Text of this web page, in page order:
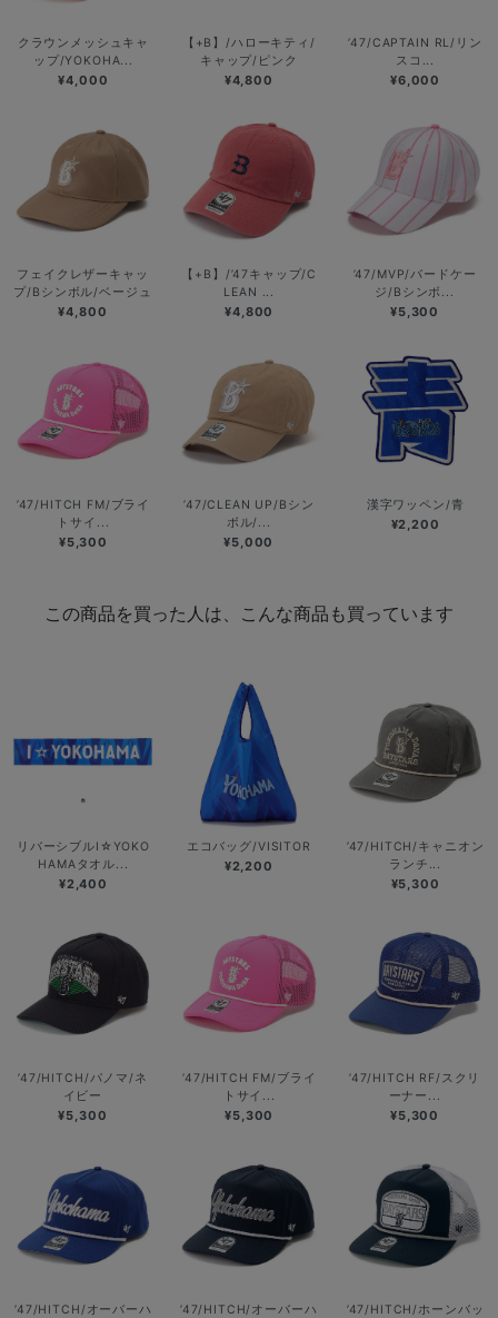
クラウンメッシュキャ
ップ/YOKOHA...
¥4,000
【+B】/ハローキティ/
キャップ/ピンク
¥4,800
’47/CAPTAIN RL/リン
スコ...
¥6,000
フェイクレザーキャッ
プ/Bシンボル/ベージュ
¥4,800
【+B】/’47キャップ/C
LEAN ...
¥4,800
’47/MVP/バードケー
ジ/Bシンボ...
¥5,300
’47/HITCH FM/ブライ
トサイ...
¥5,300
’47/CLEAN UP/Bシン
ボル/...
¥5,000
漢字ワッペン/青
¥2,200
この商品を買った人は、こんな商品も買っています
リバーシブルI☆YOKO
HAMAタオル...
¥2,400
エコバッグ/VISITOR
¥2,200
’47/HITCH/キャニオン
ランチ...
¥5,300
’47/HITCH/パノマ/ネ
イビー
¥5,300
’47/HITCH FM/ブライ
トサイ...
¥5,300
’47/HITCH RF/スクリ
ーナー...
¥5,300
’47/HITCH/オーバーハ
’47/HITCH/オーバーハ
’47/HITCH/ホーンバッ